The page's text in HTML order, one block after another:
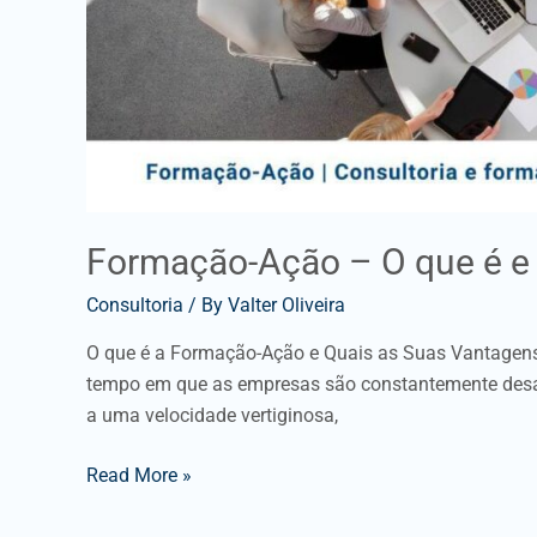
Formação-Ação – O que é
Consultoria / By Valter Oliveira
O que é a Formação-Ação e Quais as Suas
tempo em que as empresas são constantemente
a uma velocidade vertiginosa,
Read More »